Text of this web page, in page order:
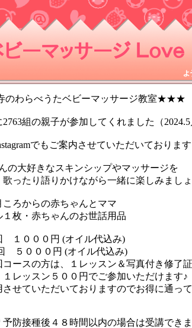
よ
マッサージ Ｌｏｖｅ
べうたベビーマッサージ教室★★★
組の親子が参加してくれました（2024.5
でもご案内させていただいております
きなスキンシップやマッサージを
語りかけながら一緒に楽しみましょ
ろからの赤ちゃんとママ
枚・赤ちゃんのお世話用品
１０００円 (オイル代込み)
円 (オイル代込み)
は、１レッスン＆写真付き修了証
レッスン５００円でご参加いただけます♪
させていただいておりますのでお得に通っ
種後４８時間以内の場合は受講できま